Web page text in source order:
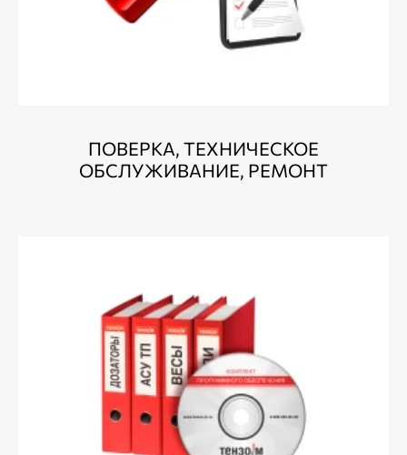
ПОВЕРКА, ТЕХНИЧЕСКОЕ
ОБСЛУЖИВАНИЕ, РЕМОНТ